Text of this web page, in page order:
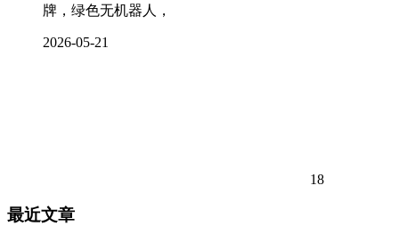
牌，绿色无机器人，
2026-05-21
18
最近文章